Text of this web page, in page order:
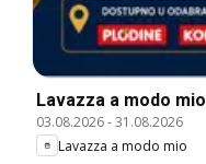
Lavazza a modo mio
03.08.2026-31.08.2026
Lavazza a modo mio